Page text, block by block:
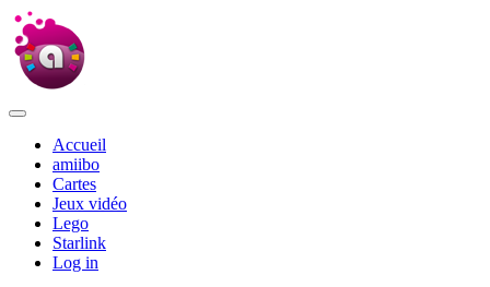
Accueil
amiibo
Cartes
Jeux vidéo
Lego
Starlink
Log in